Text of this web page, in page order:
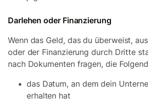
Darlehen oder Finanzierung
Wenn das Geld, das du überweist,
oder der Finanzierung durch Dritte
nach Dokumenten fragen, die
das Datum, an dem dein
erhalten hat